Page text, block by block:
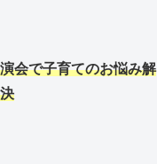
演会で子育てのお悩み解
決